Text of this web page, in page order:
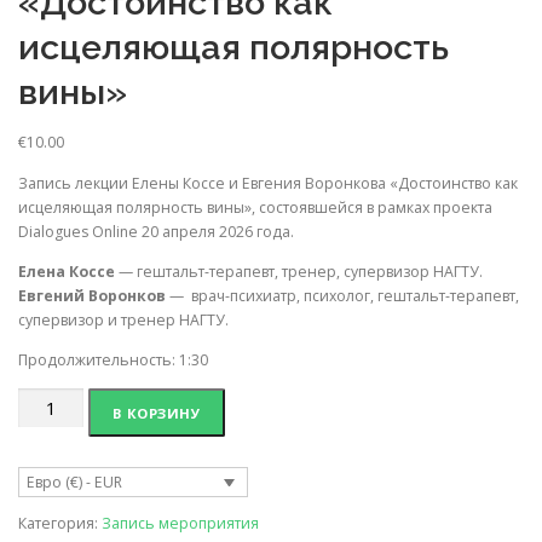
исцеляющая полярность
вины»
€10.00
Запись лекции Елены Коссе и Евгения Воронкова «Достоинство как
исцеляющая полярность вины», состоявшейся в рамках проекта
Dialogues Online 20 апреля 2026 года.
Елена Коссе — гештальт-терапевт, тренер, супервизор НАГТУ.
Евгений Воронков — врач-психиатр, психолог, гештальт-терапевт,
супервизор и тренер НАГТУ.
Продолжительность: 1:30
Количество
лекции
Елены
Коссе
В КОРЗИНУ
Евро (€) - EUR
Категория: Запись мероприятия